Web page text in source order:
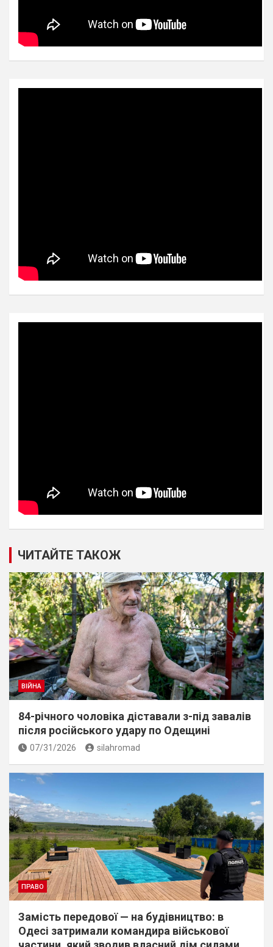
ЧИТАЙТЕ ТАКОЖ
ВІЙНА
84-річного чоловіка діставали з-під завалів
пiсля росiйського удару по Одещині
07/31/2026 silahromad
ПРАВО
Замість передової — на будівництво: в
Одесі затримали командира військової